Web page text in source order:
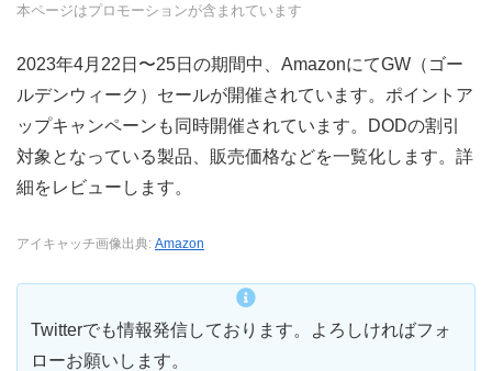
本ページはプロモーションが含まれています
2023年4月22日〜25日の期間中、AmazonにてGW（ゴー
ルデンウィーク）セールが開催されています。ポイントア
ップキャンペーンも同時開催されています。DODの割引
対象となっている製品、販売価格などを一覧化します。詳
細をレビューします。
アイキャッチ画像出典: Amazon
Twitterでも情報発信しております。よろしければフォ
ローお願いします。